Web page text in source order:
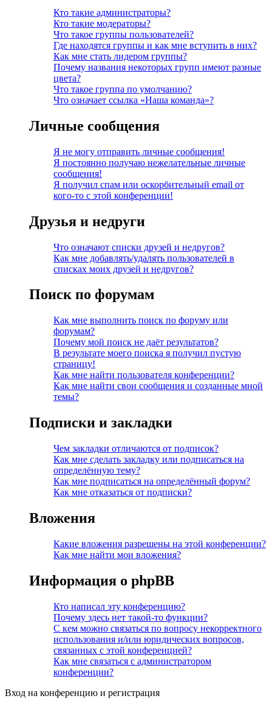
Кто такие администраторы?
Кто такие модераторы?
Что такое группы пользователей?
Где находятся группы и как мне вступить в них?
Как мне стать лидером группы?
Почему названия некоторых групп имеют разные
цвета?
Что такое группа по умолчанию?
Что означает ссылка «Наша команда»?
Личные сообщения
Я не могу отправить личные сообщения!
Я постоянно получаю нежелательные личные
сообщения!
Я получил спам или оскорбительный email от
кого-то с этой конференции!
Друзья и недруги
Что означают списки друзей и недругов?
Как мне добавлять/удалять пользователей в
списках моих друзей и недругов?
Поиск по форумам
Как мне выполнить поиск по форуму или
форумам?
Почему мой поиск не даёт результатов?
В результате моего поиска я получил пустую
страницу!
Как мне найти пользователя конференции?
Как мне найти свои сообщения и созданные мной
темы?
Подписки и закладки
Чем закладки отличаются от подписок?
Как мне сделать закладку или подписаться на
определённую тему?
Как мне подписаться на определённый форум?
Как мне отказаться от подписки?
Вложения
Какие вложения разрешены на этой конференции?
Как мне найти мои вложения?
Информация о phpBB
Кто написал эту конференцию?
Почему здесь нет такой-то функции?
С кем можно связаться по вопросу некорректного
использования и/или юридических вопросов,
связанных с этой конференцией?
Как мне связаться с администратором
конференции?
Вход на конференцию и регистрация